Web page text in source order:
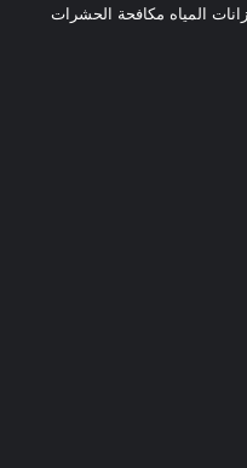
المياه مكافحة الحشرات